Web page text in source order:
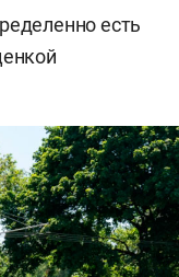
есть